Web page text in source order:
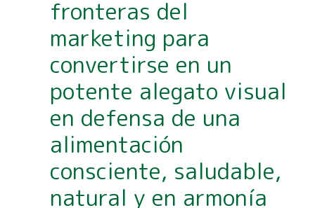
fronteras del
marketing para
convertirse en un
potente alegato visual
en defensa de una
alimentación
consciente, saludable,
natural y en armonía